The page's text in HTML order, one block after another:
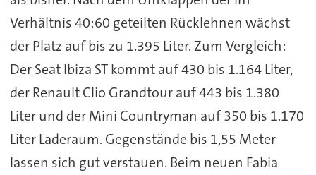
Verhältnis 40:60 geteilten Rücklehnen wächst
der Platz auf bis zu 1.395 Liter. Zum Vergleich:
Der Seat Ibiza ST kommt auf 430 bis 1.164 Liter,
der Renault Clio Grandtour auf 443 bis 1.380
Liter und der Mini Countryman auf 350 bis 1.170
Liter Laderaum. Gegenstände bis 1,55 Meter
lassen sich gut verstauen. Beim neuen Fabia